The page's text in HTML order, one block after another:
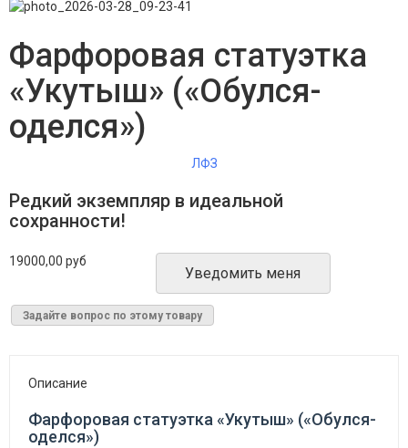
Фарфоровая статуэтка
«Укутыш» («Обулся-
оделся»)
ЛФЗ
Редкий экземпляр в идеальной
сохранности!
19000,00 руб
Уведомить меня
Задайте вопрос по этому товару
Описание
Фарфоровая статуэтка «Укутыш» («Обулся-
оделся»)